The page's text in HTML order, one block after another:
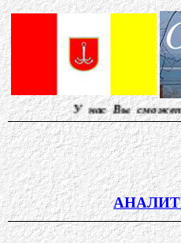
Вы сможете найти